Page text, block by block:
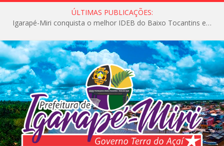
ÚLTIMAS PUBLICAÇÕES:
Igarapé-Miri conquista o melhor IDEB do Baixo Tocantins e avança na qualidade da educação pública